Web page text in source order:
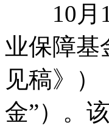
10月13
业保障基
见稿》
金”）。